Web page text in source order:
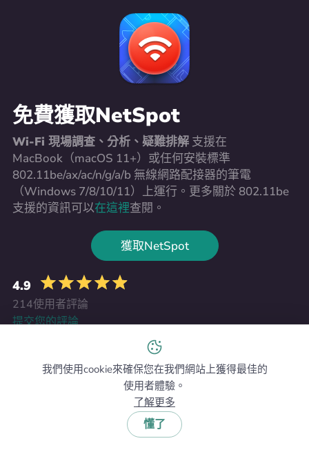
免費獲取NetSpot
Wi-Fi 現場調查、分析、疑難排解 支援在
MacBook（macOS 11+）或任何安裝標準
802.11be/ax/ac/n/g/a/b 無線網路配接器的筆電
（Windows 7/8/10/11）上運行。更多關於 802.11be
支援的資訊可以在這裡查閱。
獲取NetSpot
4.9
214使用者評論
提交您的評論
WiFi 安全
我們使用cookie來確保您在我們網站上獲得最佳的
使用者體驗。
了解更多
懂了